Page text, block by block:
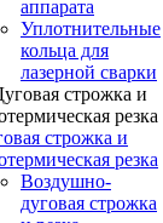
аппарата
Уплотнительные
кольца для
лазерной сварки
строжка и
резка
Воздушно-
дуговая строжка